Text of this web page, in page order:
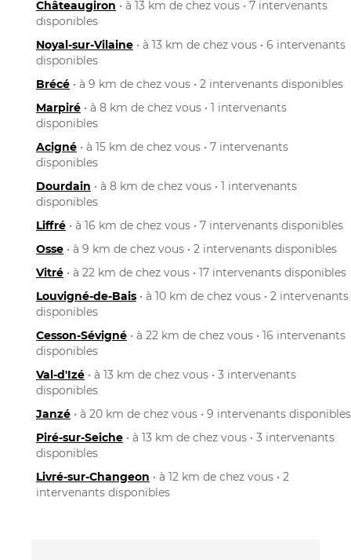
Châteaugiron • à 13 km de chez vous • 7 intervenants
disponibles
Noyal-sur-Vilaine • à 13 km de chez vous • 6 intervenants
disponibles
Brécé • à 9 km de chez vous • 2 intervenants disponibles
Marpiré • à 8 km de chez vous • 1 intervenants
disponibles
Acigné • à 15 km de chez vous • 7 intervenants
disponibles
Dourdain • à 8 km de chez vous • 1 intervenants
disponibles
Liffré • à 16 km de chez vous • 7 intervenants disponibles
Osse • à 9 km de chez vous • 2 intervenants disponibles
Vitré • à 22 km de chez vous • 17 intervenants disponibles
Louvigné-de-Bais • à 10 km de chez vous • 2 intervenants
disponibles
Cesson-Sévigné • à 22 km de chez vous • 16 intervenants
disponibles
Val-d'Izé • à 13 km de chez vous • 3 intervenants
disponibles
Janzé • à 20 km de chez vous • 9 intervenants disponibles
Piré-sur-Seiche • à 13 km de chez vous • 3 intervenants
disponibles
Livré-sur-Changeon • à 12 km de chez vous • 2
intervenants disponibles